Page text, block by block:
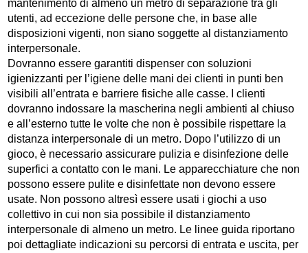
mantenimento di almeno un metro di separazione tra gli
utenti, ad eccezione delle persone che, in base alle
disposizioni vigenti, non siano soggette al distanziamento
interpersonale.
Dovranno essere garantiti dispenser con soluzioni
igienizzanti per l’igiene delle mani dei clienti in punti ben
visibili all’entrata e barriere fisiche alle casse. I clienti
dovranno indossare la mascherina negli ambienti al chiuso
e all’esterno tutte le volte che non è possibile rispettare la
distanza interpersonale di un metro. Dopo l’utilizzo di un
gioco, è necessario assicurare pulizia e disinfezione delle
superfici a contatto con le mani. Le apparecchiature che non
possono essere pulite e disinfettate non devono essere
usate. Non possono altresì essere usati i giochi a uso
collettivo in cui non sia possibile il distanziamento
interpersonale di almeno un metro. Le linee guida riportano
poi dettagliate indicazioni su percorsi di entrata e uscita, per